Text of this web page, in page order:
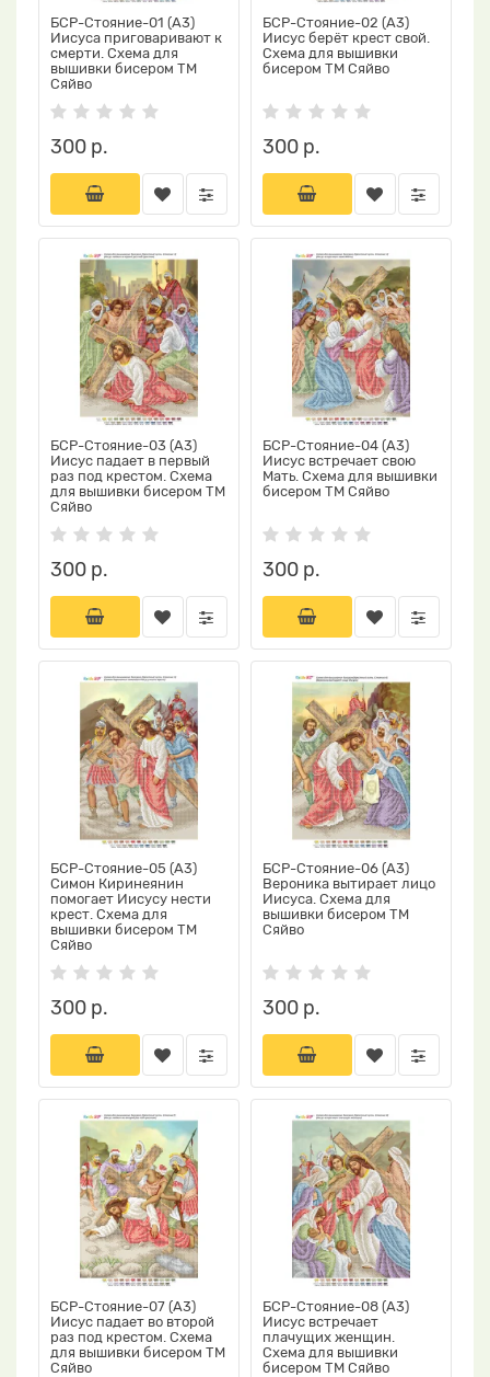
БСР-Стояние-01 (А3)
Иисуса приговаривают к
смерти. Схема для
вышивки бисером ТМ
Сяйво
300 р.
БСР-Стояние-02 (А3)
Иисус берёт крест свой.
Схема для вышивки
бисером ТМ Сяйво
300 р.
БСР-Стояние-03 (А3)
Иисус падает в первый
раз под крестом. Схема
для вышивки бисером ТМ
Сяйво
300 р.
БСР-Стояние-04 (А3)
Иисус встречает свою
Мать. Схема для вышивки
бисером ТМ Сяйво
300 р.
БСР-Стояние-05 (А3)
Симон Киринеянин
помогает Иисусу нести
крест. Схема для
вышивки бисером ТМ
Сяйво
300 р.
БСР-Стояние-06 (А3)
Вероника вытирает лицо
Иисуса. Схема для
вышивки бисером ТМ
Сяйво
300 р.
БСР-Стояние-07 (А3)
Иисус падает во второй
раз под крестом. Схема
для вышивки бисером ТМ
Сяйво
БСР-Стояние-08 (А3)
Иисус встречает
плачущих женщин.
Схема для вышивки
бисером ТМ Сяйво